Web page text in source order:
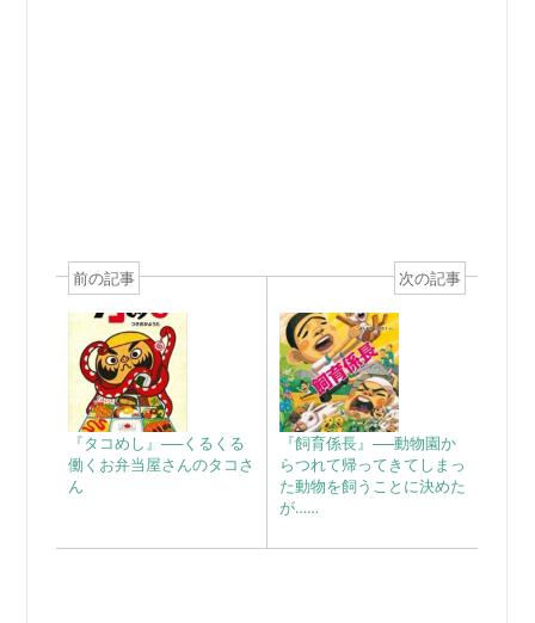
前の記事
『タコめし』──くるくる
働くお弁当屋さんのタコさ
ん
次の記事
『飼育係長』──動物園か
らつれて帰ってきてしまっ
た動物を飼うことに決めた
が……